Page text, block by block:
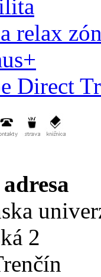
relax
Direct
2